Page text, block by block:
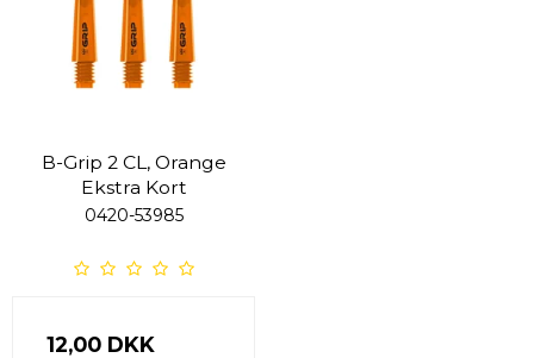
B-Grip 2 CL, Orange
Ekstra Kort
0420-53985
12,00 DKK